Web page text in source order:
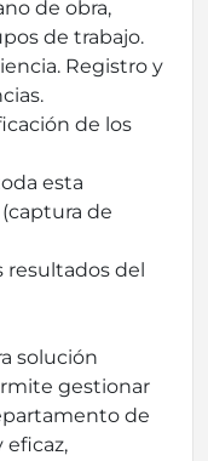
de obra,
de trabajo.
Registro y
de los
esta
de
resultados del
solución
gestionar
de
eficaz,